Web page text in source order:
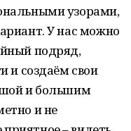
узорами,
У нас можно
подряд,
и создаём свои
и большим
и не